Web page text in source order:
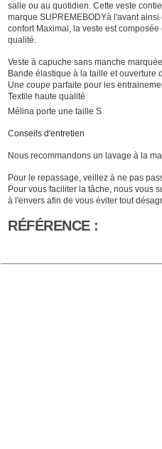
salle ou au quotidien. Cette veste
marque SUPREMEBODYà l'avant
confort Maximal, la veste est
qualité.
Veste à capuche sans manche
Bande élastique à la taille et ouverture
Une coupe parfaite pour les
Textile haute qualité
Mélina porte une taille S
Conseils d'entretien
Nous recommandons un lavage
Pour le repassage, veillez à ne pas
Pour vous faciliter la tâche, nous vous
à l'envers afin de vous éviter tout
RÉFÉRENCE :